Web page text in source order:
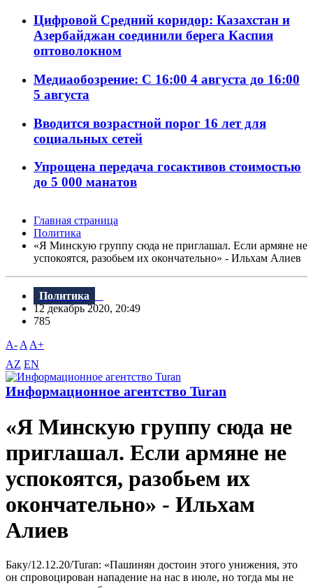
Цифровой Средний коридор: Казахстан и
Азербайджан соединили берега Каспия
оптоволокном
Медиаобозрение: С 16:00 4 августа до 16:00
5 августа
Вводится возрастной порог 16 лет для
социальных сетей
Упрощена передача госактивов стоимостью
до 5 000 манатов
Главная страница
Политика
«Я Минскую группу сюда не приглашал. Если армяне не
успокоятся, разобьем их окончательно» - Ильхам Алиев
Политика
12 декабрь 2020, 20:49
785
A- A A+
AZ EN
Информационное агентство Turan
«Я Минскую группу сюда не
приглашал. Если армяне не
успокоятся, разобьем их
окончательно» - Ильхам
Алиев
Баку/12.12.20/Turan: «Пашинян достоин этого унижения, это
он спровоцирован нападение на нас в июле, но тогда мы не